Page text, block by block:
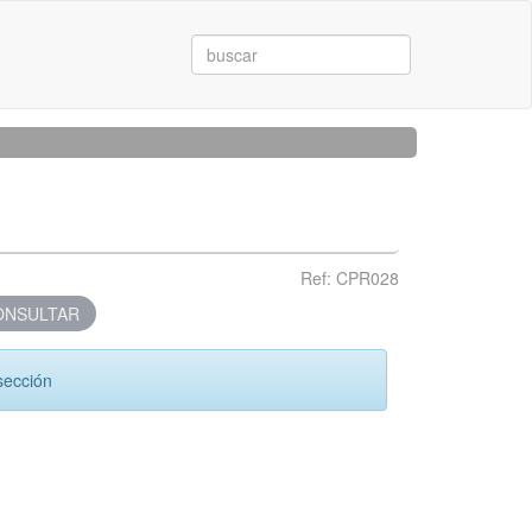
Ref: CPR028